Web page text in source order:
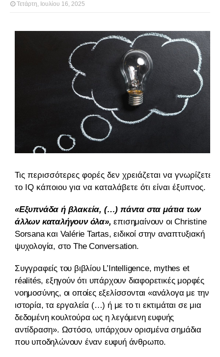
Τετάρτη, Ιουλίου 16, 2025
Τις περισσότερες φορές δεν χρειάζεται να γνωρίζετε
το IQ κάποιου για να καταλάβετε ότι είναι έξυπνος.
«Εξυπνάδα ή βλακεία, (…) πάντα στα μάτια των
άλλων καταλήγουν όλα», επισημαίνουν οι Christine
Sorsana και Valérie Tartas, ειδικοί στην αναπτυξιακή
ψυχολογία, στο The Conversation.
Συγγραφείς του βιβλίου L’Intelligence, mythes et
réalités, εξηγούν ότι υπάρχουν διαφορετικές μορφές
νοημοσύνης, οι οποίες εξελίσσονται «ανάλογα με την
ιστορία, τα εργαλεία (…) ή με το τι εκτιμάται σε μια
δεδομένη κουλτούρα ως η λεγόμενη ευφυής
αντίδραση». Ωστόσο, υπάρχουν ορισμένα σημάδια
που υποδηλώνουν έναν ευφυή άνθρωπο.